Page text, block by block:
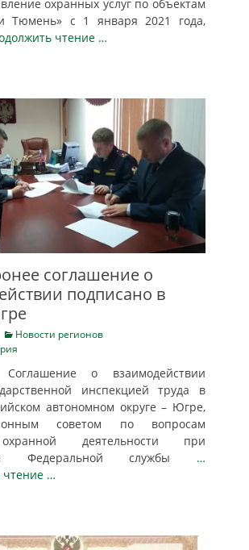
охранных услуг по объектам
Тюмень» с 1 января 2021 года,
чтение …
соглашение о
подписано в
Categories
Новости регионов
Соглашение о взаимодействии
инспекцией труда в
автономном округе – Югре,
советом по вопросам
деятельности при
Федеральной службы …
чтение …